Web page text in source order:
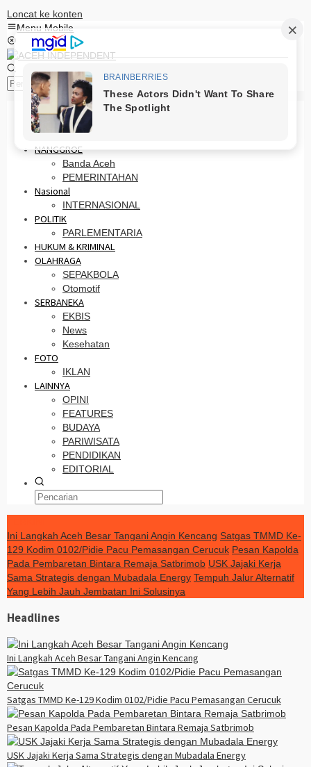
Loncat ke konten
Menu Mobile
HOME
PRO OTONOMI
NANGGROE
Banda Aceh
PEMERINTAHAN
Nasional
INTERNASIONAL
POLITIK
PARLEMENTARIA
HUKUM & KRIMINAL
OLAHRAGA
SEPAKBOLA
Otomotif
SERBANEKA
EKBIS
News
Kesehatan
FOTO
IKLAN
LAINNYA
OPINI
FEATURES
BUDAYA
PARIWISATA
PENDIDIKAN
EDITORIAL
Ini Langkah Aceh Besar Tangani Angin Kencang Satgas TMMD Ke-
129 Kodim 0102/Pidie Pacu Pemasangan Cerucuk Pesan Kapolda
Pada Pembaretan Bintara Remaja Satbrimob USK Jajaki Kerja
Sama Strategis dengan Mubadala Energy Tempuh Jalur Alternatif
Yang Lebih Jauh Jembatan Ini Solusinya
Headlines
Ini Langkah Aceh Besar Tangani Angin Kencang
Satgas TMMD Ke-129 Kodim 0102/Pidie Pacu Pemasangan Cerucuk
Pesan Kapolda Pada Pembaretan Bintara Remaja Satbrimob
USK Jajaki Kerja Sama Strategis dengan Mubadala Energy